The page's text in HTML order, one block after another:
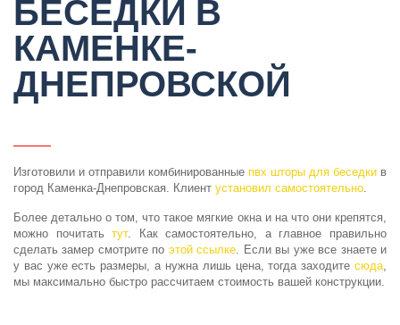
БЕСЕДКИ В
КАМЕНКЕ-
ДНЕПРОВСКОЙ
Изготовили и отправили комбинированные пвх шторы для беседки в
город Каменка-Днепровская. Клиент установил самостоятельно
Более детально о том, что такое мягкие окна и на что они крепятся,
можно почитатьтут. Как самостоятельно, а главное правильно
сделать замер смотрите по этой ссылке . Если вы уже все знаете и
у вас уже есть размеры, а нужна лишь цена, тогда заходите сюда
мы максимально быстро рассчитаем стоимость вашей конструкции.